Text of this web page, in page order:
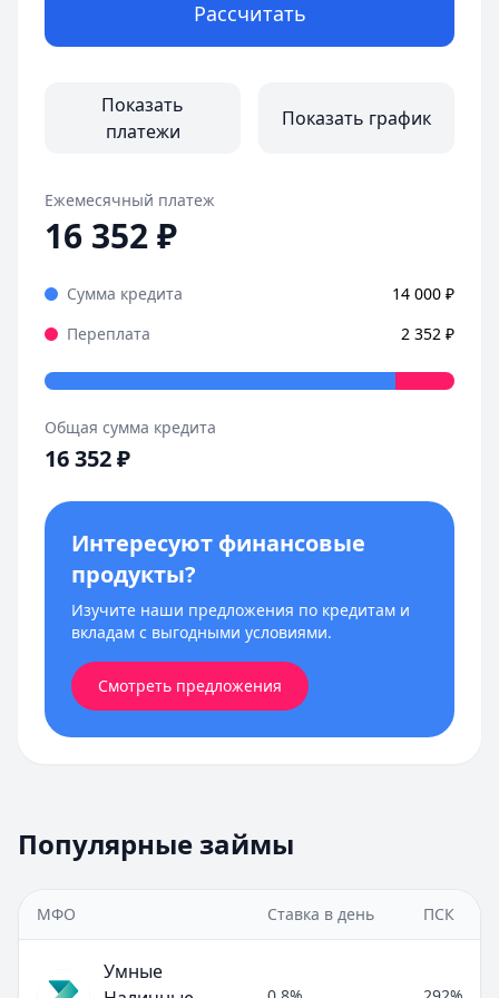
Рассчитать
Показать
платежи
Показать график
Ежемесячный платеж
16 352₽
Сумма кредита 14 000 ₽
Переплата
2 352 ₽
Общая сумма кредита
16 352₽
Интересуют финансовые
продукты?
Изучите наши предложения по кредитам и
вкладам с выгодными условиями.
Смотреть предложения
Популярные займы
МФО Ставка в день ПСК
Умные